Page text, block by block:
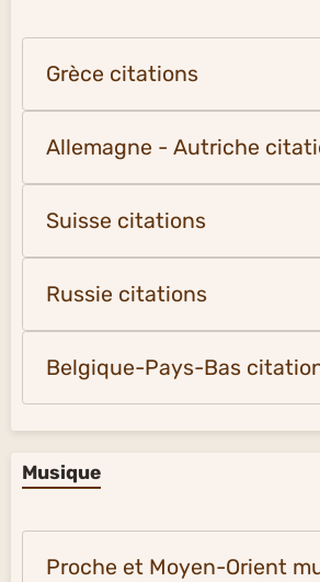
Grèce citations
Allemagne - Autriche
Suisse citations
Russie citations
Belgique-Pays-Bas
Musique
Proche et Moyen-Orient